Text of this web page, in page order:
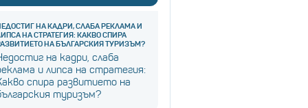
НА КАДРИ, СЛАБА РЕКЛАМА И
НА СТРАТЕГИЯ: КАКВО СПИРА
НА БЪЛГАРСКИЯ ТУРИЗЪМ?
на кадри, слаба
и липса на стратегия:
спира развитието на
туризъм?